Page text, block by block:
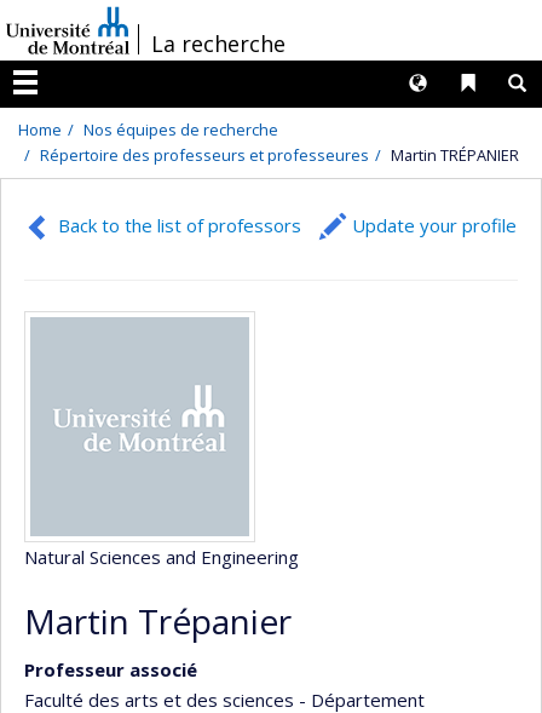
au
contenu
/La recherche
Menu
Liens
Langues
Home
Nos équipes de recherche
Répertoire des professeurs et professeures
Martin TRÉPANIER
Back to the list of professors Update your profile
Natural Sciences and Engineering
Martin Trépanier
Professeur associé
Faculté des arts et des sciences - Département